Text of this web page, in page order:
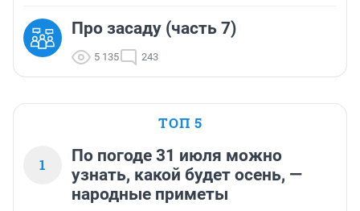
Про засаду (часть 7)
5 135 243
ТОП 5
1
По погоде 31 июля можно
узнать, какой будет осень, —
народные приметы